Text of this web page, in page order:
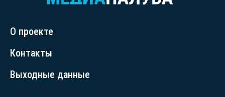
О проекте
Контакты
Выходные данные